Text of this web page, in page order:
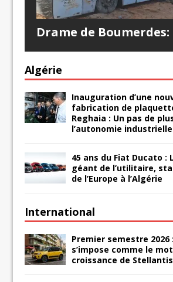
Drame de
Algérie
Inauguration d’une
fabrication de
Reghaia : Un pas de
l’autonomie industrielle
45 ans du Fiat Ducato :
géant de l’utilitaire,
de l’Europe à l’Algérie
International
Premier semestre 2026
s’impose comme le
croissance de Stellantis